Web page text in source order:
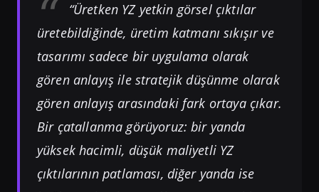
“Üretken YZ yetkin görsel çıktılar
üretebildiğinde, üretim katmanı sıkışır ve
tasarımı sadece bir uygulama olarak
gören anlayış ile stratejik düşünme olarak
gören anlayış arasındaki fark ortaya çıkar.
Bir çatallanma görüyoruz: bir yanda
yüksek hacimli, düşük maliyetli YZ
çıktılarının patlaması, diğer yanda ise